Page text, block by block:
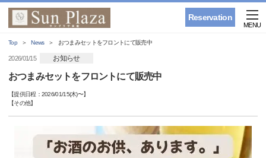
Reservation
MENU
Top News おつまみセットをフロントにて販売中
2026/01/15 お知らせ
おつまみセットをフロントにて販売中
【提供日程： 2026/01/15(木)〜】
【その他】